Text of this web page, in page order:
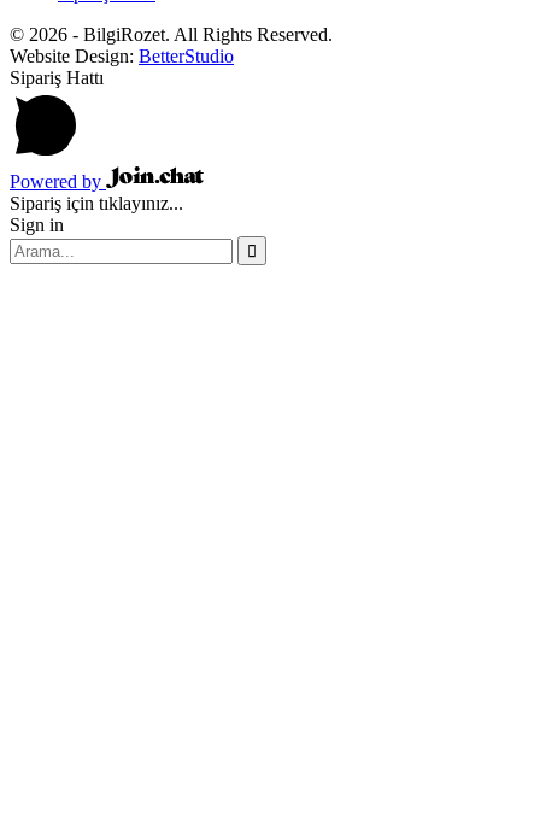
© 2026 - BilgiRozet. All Rights Reserved.
Website Design: BetterStudio
Sipariş Hattı
Powered by
Sipariş için tıklayınız...
Sign in